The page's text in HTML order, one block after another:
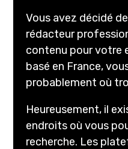
Vous avez décidé
rédacteur
contenu pour votre
basé en France,
probablement où
Heureusement, il
endroits où vous
recherche. Les